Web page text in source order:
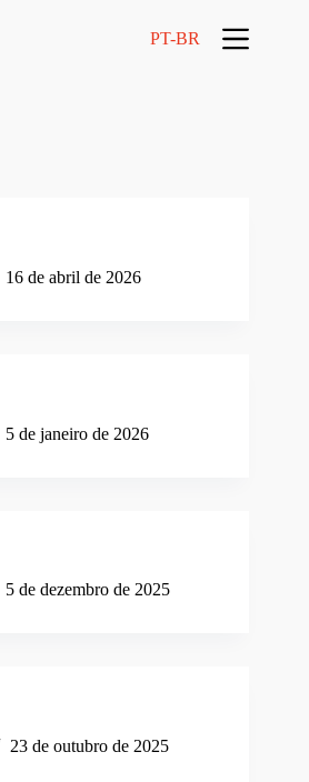
PT-BR
16 de abril de 2026
5 de janeiro de 2026
5 de dezembro de 2025
23 de outubro de 2025